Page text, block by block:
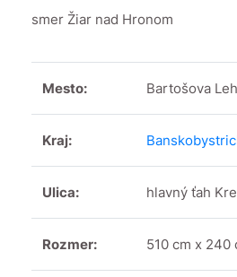
smer Žiar nad Hronom
Mesto: Bartošova
Kraj:
Ulica: hlavný ťah
Rozmer: 510 cm x 240